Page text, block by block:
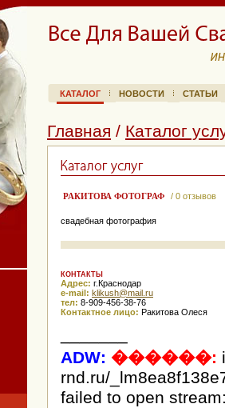
КАТАЛОГ НОВОСТИ СТАТЬИ
Главная / Каталог
РАКИТОВА ФОТОГРАФ / 0 отзывов
свадебная фотография
КОНТАКТЫ
Адрес: г.Краснодар
e-mail: ur.liam@hsukilk
тел: 8-909-456-38-76
Контактное лицо: Ракитова Олеся
ADW: ������:
rnd.ru/
failed to open